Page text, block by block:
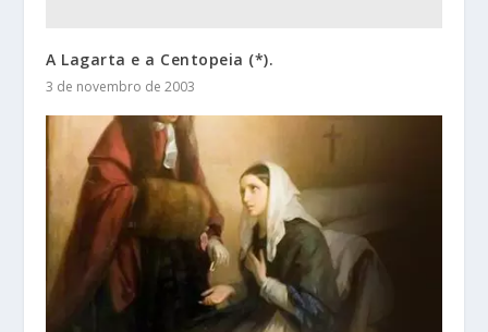
A Lagarta e a Centopeia (*).
3 de novembro de 2003